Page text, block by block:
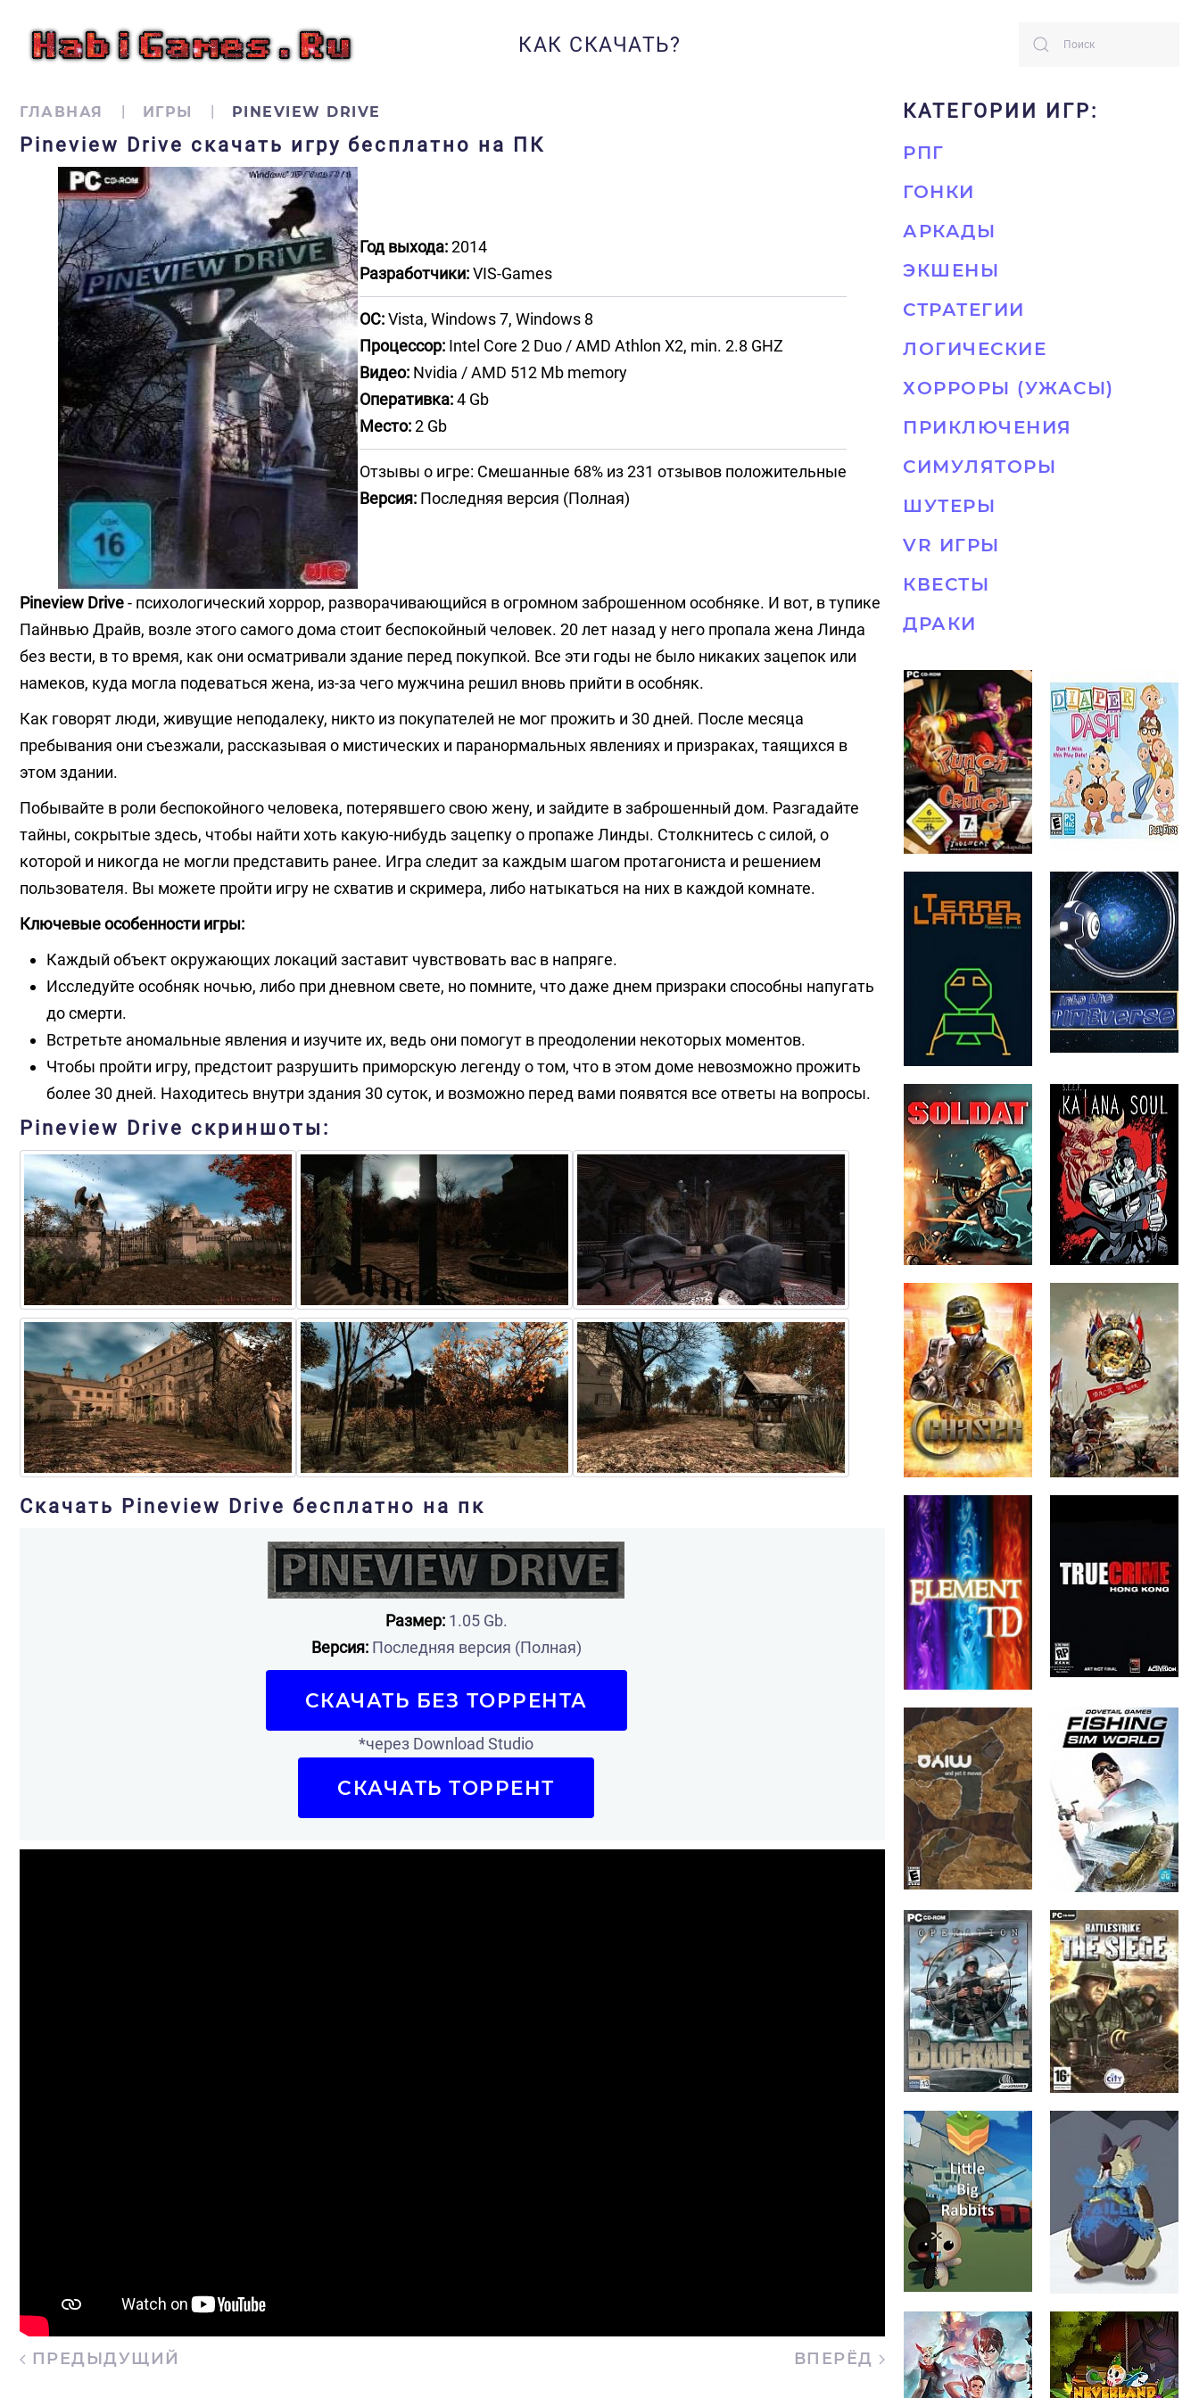
КАК СКАЧАТЬ?
ГЛАВНАЯ ИГРЫ PINEVIEW DRIVE
Pineview Drive скачать игру бесплатно на ПК
Год выхода:2014
Разработчики:VIS-Games
ОС:Vista, Windows 7, Windows 8
Процессор: Intel Core 2 Duo / AMD Athlon X2, min. 2.8 GHZ
Видео: Nvidia / AMD 512 Mb memory
Оперативка:4 Gb
Место:2 Gb
Отзывы о игре: Смешанные 68% из 231 отзывов положительные
Версия: Последняя версия (Полная)
Pineview Drive- психологический хоррор, разворачивающийся в огромном заброшенном особняке. И вот, в тупике
Пайнвью Драйв, возле этого самого дома стоит беспокойный человек. 20 лет назад у него пропала жена Линда
без вести, в то время, как они осматривали здание перед покупкой. Все эти годы не было никаких зацепок или
намеков, куда могла подеваться жена, из-за чего мужчина решил вновь прийти в особняк.
Как говорят люди, живущие неподалеку, никто из покупателей не мог прожить и 30 дней. После месяца
пребывания они съезжали, рассказывая о мистических и паранормальных явлениях и призраках, таящихся в
этом здании.
Побывайте в роли беспокойного человека, потерявшего свою жену, и зайдите в заброшенный дом. Разгадайте
тайны, сокрытые здесь, чтобы найти хоть какую-нибудь зацепку о пропаже Линды. Столкнитесь с силой, о
которой и никогда не могли представить ранее. Игра следит за каждым шагом протагониста и решением
пользователя. Вы можете пройти игру не схватив и скримера, либо натыкаться на них в каждой комнате.
Ключевые особенности игры:
Каждый объект окружающих локаций заставит чувствовать вас в напряге.
Исследуйте особняк ночью, либо при дневном свете, но помните, что даже днем призраки способны напугать
до смерти.
Встретьте аномальные явления и изучите их, ведь они помогут в преодолении некоторых моментов.
Чтобы пройти игру, предстоит разрушить приморскую легенду о том, что в этом доме невозможно прожить
более 30 дней. Находитесь внутри здания 30 суток, и возможно перед вами появятся все ответы на вопросы.
Pineview Drive скриншоты:
Скачать Pineview Drive бесплатно на пк
Размер:1.05 Gb.
Версия:Последняя версия (Полная)
СКАЧАТЬ БЕЗ ТОРРЕНТА
*через Download Studio
СКАЧАТЬ ТОРРЕНТ
ПРЕДЫДУЩИЙ ВПЕРЁД
КАТЕГОРИИ ИГР:
РПГ
ГОНКИ
АРКАДЫ
ЭКШЕНЫ
СТРАТЕГИИ
ЛОГИЧЕСКИЕ
ХОРРОРЫ (УЖАСЫ)
ПРИКЛЮЧЕНИЯ
СИМУЛЯТОРЫ
ШУТЕРЫ
VR ИГРЫ
КВЕСТЫ
ДРАКИ